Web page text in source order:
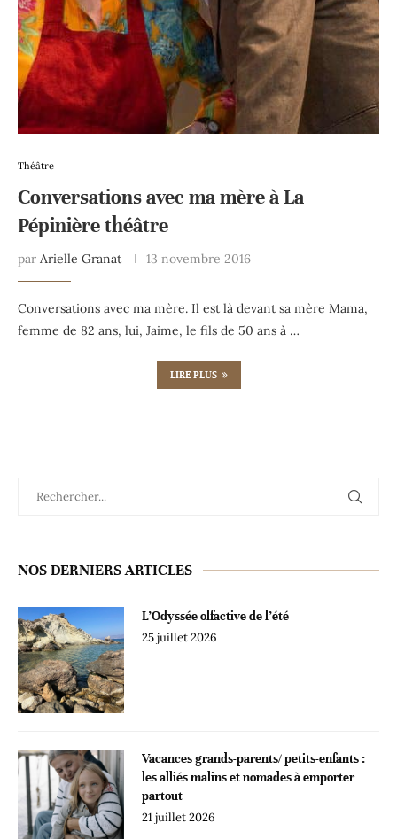
Théâtre
Conversations avec ma mère à La
Pépinière théâtre
par Arielle Granat 13 novembre 2016
Conversations avec ma mère. Il est là devant sa mère Mama,
femme de 82 ans, lui, Jaime, le fils de 50 ans à …
LIRE PLUS
NOS DERNIERS ARTICLES
L’Odyssée olfactive de l’été
25 juillet 2026
Vacances grands-parents/ petits-enfants :
les alliés malins et nomades à emporter
partout
21 juillet 2026